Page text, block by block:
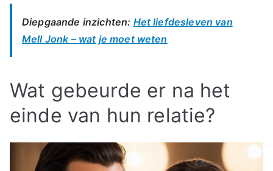
Diepgaande inzichten: Het liefdesleven van
Mell Jonk – wat je moet weten
Wat gebeurde er na het
einde van hun relatie?